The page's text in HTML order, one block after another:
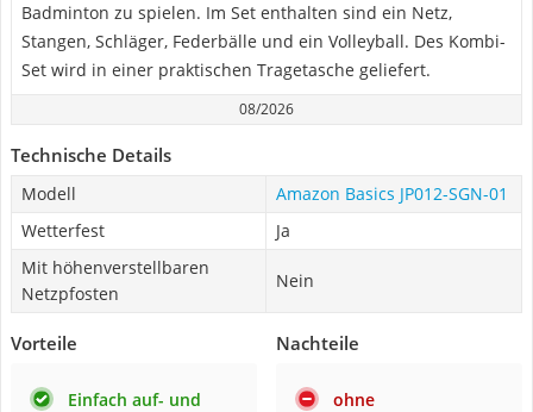
Badminton zu spielen. Im Set enthalten sind ein Netz,
Stangen, Schläger, Federbälle und ein Volleyball. Des Kombi-
Set wird in einer praktischen Tragetasche geliefert.
08/2026
Technische Details
Modell
Amazon Basics JP012-SGN-01
Wetterfest
Ja
Mit höhenverstellbaren
Netzpfosten
Nein
Vorteile
Einfach auf- und
Nachteile
ohne